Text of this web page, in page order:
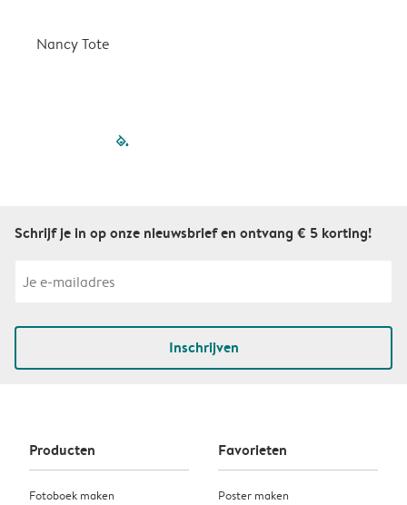
Nancy Tote
filled-pagination
Schrijf je in op onze nieuwsbrief en ontvang € 5 korting!
Inschrijven
Producten
Fotoboek maken
Favorieten
Poster maken